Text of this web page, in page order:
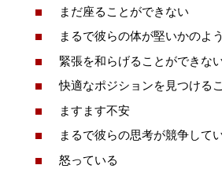
まだ座ることができない
まるで彼らの体が堅いかのよ
緊張を和らげることができな
快適なポジションを見つける
ますます不安
まるで彼らの思考が競争して
怒っている